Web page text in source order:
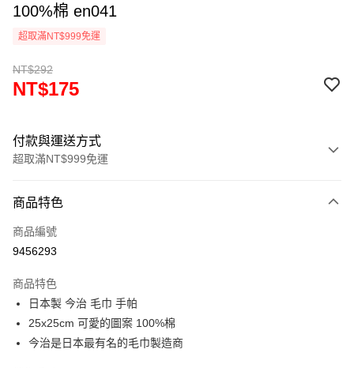
100%棉 en041
超取滿NT$999免運
NT$292
NT$175
付款與運送方式
超取滿NT$999免運
信用卡一次付款
信用卡分期付款
合作金庫商業銀行
華南商業銀行
上海商業儲蓄銀行
國泰世華商業銀行
超商取貨付款
LINE Pay
商品特色
商品編號
9456293
商品特色
日本製 今治 毛巾 手帕
25x25cm 可愛的圖案 100%棉
今治是日本最有名的毛巾製造商